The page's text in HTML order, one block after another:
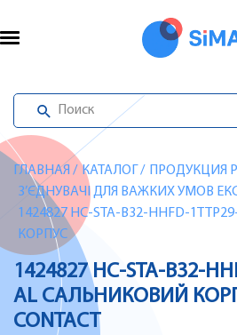
ГЛАВНАЯ / КАТАЛОГ / ПРОДУКЦИЯ
З’ЄДНУВАЧІ ДЛЯ ВАЖКИХ УМОВ
1424827 HC-STA-B32-HHFD-
КОРПУС
1424827 HC-STA-B32-
AL САЛЬНИКОВИЙ
CONTACT